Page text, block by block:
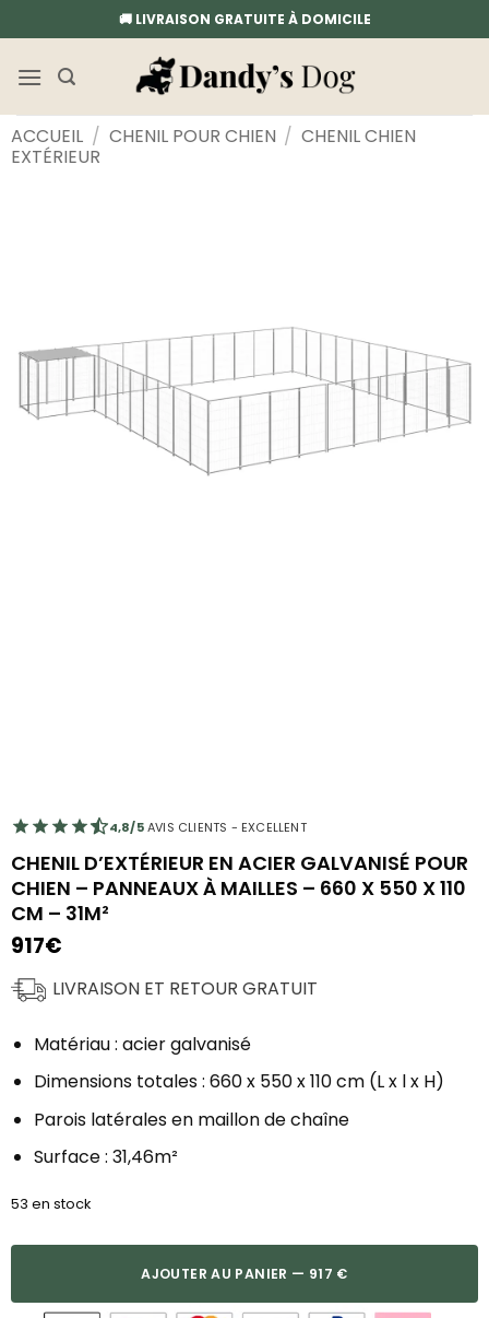
au
contenu
🚚 LIVRAISON GRATUITE À DOMICILE
ACCUEIL / CHENIL POUR CHIEN / CHENIL CHIEN
EXTÉRIEUR
4,8/5AVIS CLIENTS - EXCELLENT
CHENIL D’EXTÉRIEUR EN ACIER GALVANISÉ POUR
CHIEN – PANNEAUX À MAILLES – 660 X 550 X 110
CM – 31M²
917€
LIVRAISON ET RETOUR GRATUIT
Matériau : acier galvanisé
Dimensions totales : 660 x 550 x 110 cm (L x l x H)
Parois latérales en maillon de chaîne
Surface : 31,46m²
53 en stock
AJOUTER AU PANIER — 917 €